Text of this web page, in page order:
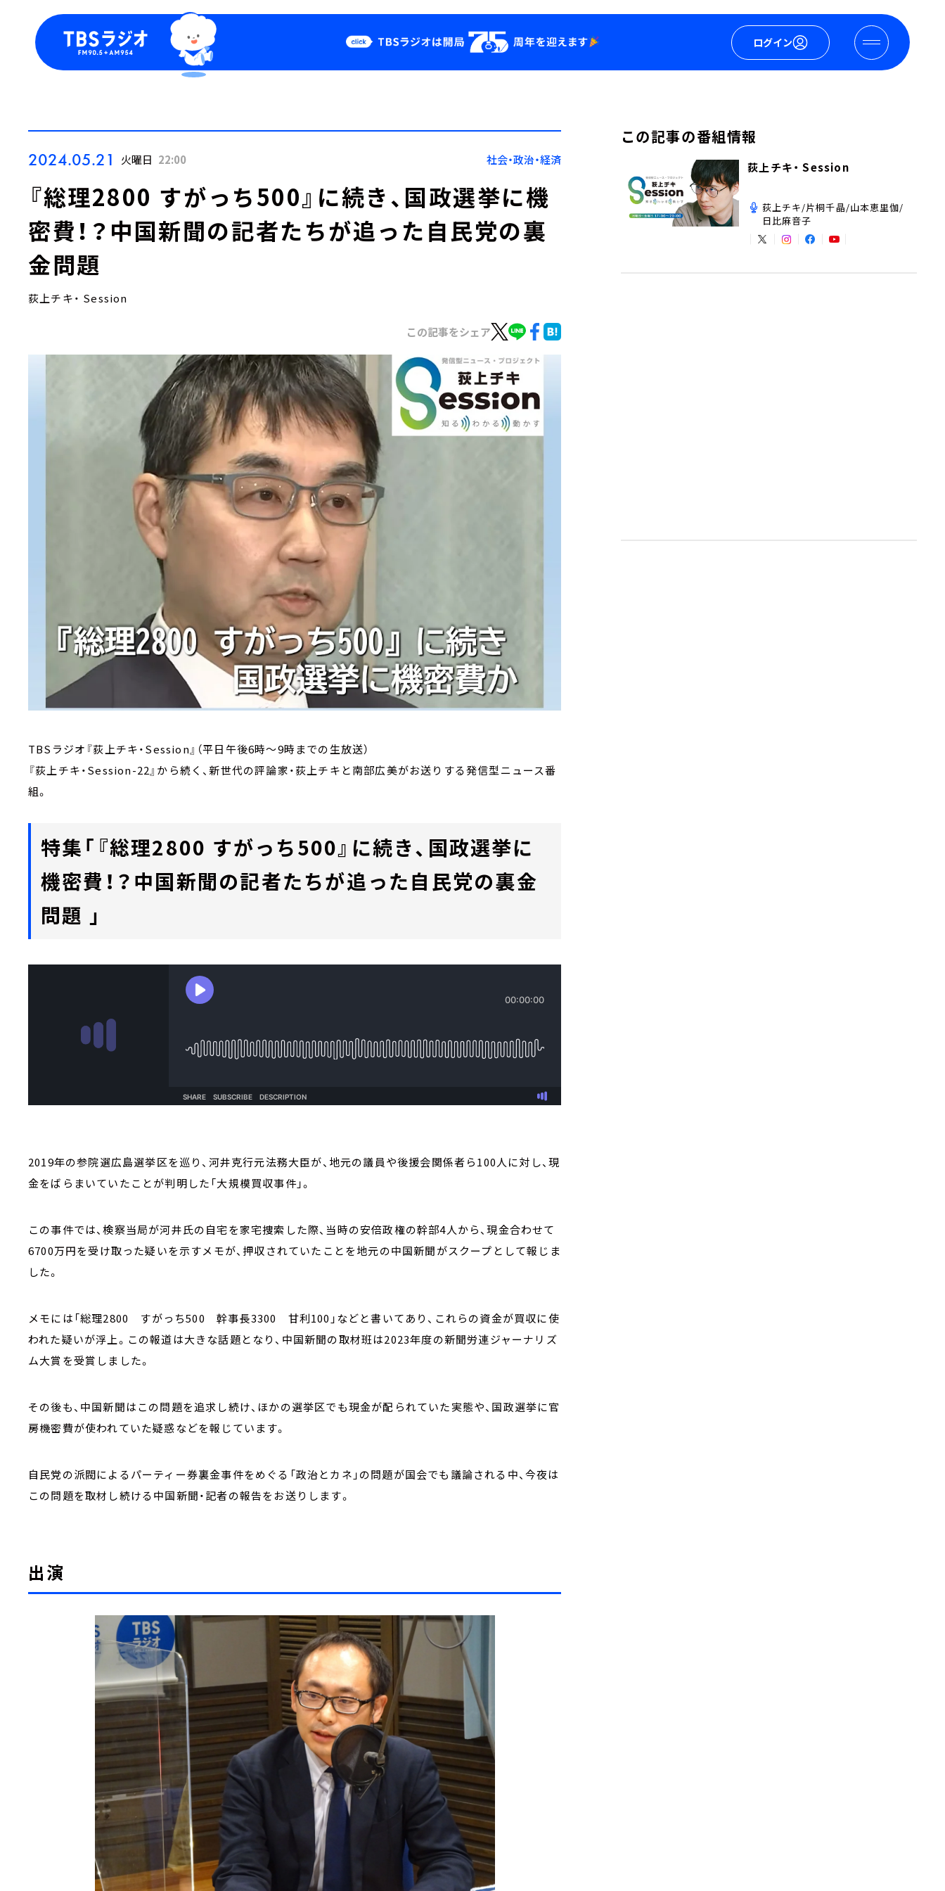
ログイン
Podcast
YouTube
会社情報
2024.05.21 火曜日 22:00 社会・政治・経済
『総理2800 すがっち500』に続き、国政選挙に機
密費！？中国新聞の記者たちが追った自民党の裏
金問題
荻上チキ・ Session
この記事をシェア
TBSラジオ『荻上チキ・Session』（平日午後6時～9時までの生放送）
『荻上チキ・Session-22』から続く、新世代の評論家・荻上チキと南部広美がお送りする発信型ニュース番
組。
特集「『総理2800 すがっち500』に続き、国政選挙に
機密費！？中国新聞の記者たちが追った自民党の裏金
問題 」
2019年の参院選広島選挙区を巡り、河井克行元法務大臣が、地元の議員や後援会関係者ら100人に対し、現
金をばらまいていたことが判明した「大規模買収事件」。
この事件では、検察当局が河井氏の自宅を家宅捜索した際、当時の安倍政権の幹部4人から、現金合わせて
6700万円を受け取った疑いを示すメモが、押収されていたことを地元の中国新聞がスクープとして報じま
した。
メモには「総理2800 すがっち500 幹事長3300 甘利100」などと書いてあり、これらの資金が買収に使
われた疑いが浮上。この報道は大きな話題となり、中国新聞の取材班は2023年度の新聞労連ジャーナリズ
ム大賞を受賞しました。
その後も、中国新聞はこの問題を追求し続け、ほかの選挙区でも現金が配られていた実態や、国政選挙に官
房機密費が使われていた疑惑などを報じています。
自民党の派閥によるパーティー券裏金事件をめぐる「政治とカネ」の問題が国会でも議論される中、今夜は
この問題を取材し続ける中国新聞・記者の報告をお送りします。
出演
この記事の番組情報
荻上チキ・ Session
荻上チキ/片桐千晶/山本恵里伽/
日比麻音子